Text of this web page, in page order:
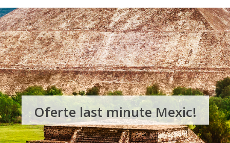
Oferte last minute Mexic!